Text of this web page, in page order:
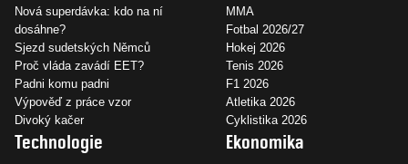
Nová superdávka: kdo na ní
dosáhne?
Sjezd sudetských Němců
Proč vláda zavádí EET?
Padni komu padni
Výpověď z práce vzor
Divoký kačer
MMA
Fotbal 2026/27
Hokej 2026
Tenis 2026
F1 2026
Atletika 2026
Cyklistika 2026
Technologie Ekonomika